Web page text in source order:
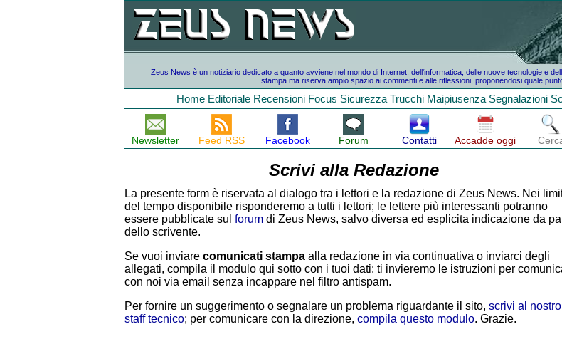
Zeus News è un notiziario dedicato a quanto avviene nel mondo di Internet, dell'informatica, delle nuove tecnologie e
stampa ma riserva ampio spazio ai commenti e alle riflessioni, proponendosi quale
Home Editoriale Recensioni Focus Sicurezza Trucchi Maipiusenza Segnalazioni
Newsletter Feed RSS Facebook Forum Contatti Accadde oggi
Scrivi alla Redazione
La presente form è riservata al dialogo tra i lettori e la redazione di Zeus News. Nei
del tempo disponibile risponderemo a tutti i lettori; le lettere più interessanti potranno
essere pubblicate sul forumdi Zeus News, salvo diversa ed esplicita indicazione da
dello scrivente.
Se vuoi inviare comunicati stampaalla redazione in via continuativa o inviarci degli
allegati, compila il modulo qui sotto con i tuoi dati: ti invieremo le istruzioni per
con noi via email senza incappare nel filtro antispam.
Per fornire un suggerimento o segnalare un problema riguardante il sito, scrivi al nostro
staff tecnico; per comunicare con la direzione, compila questo modulo. Grazie.